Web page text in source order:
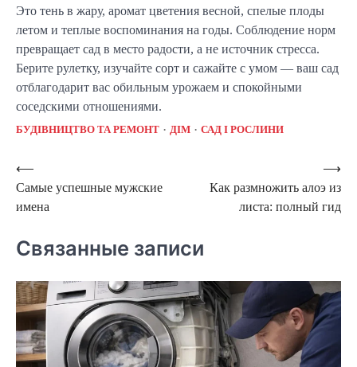
Это тень в жару, аромат цветения весной, спелые плоды
летом и теплые воспоминания на годы. Соблюдение норм
превращает сад в место радости, а не источник стресса.
Берите рулетку, изучайте сорт и сажайте с умом — ваш сад
отблагодарит вас обильным урожаем и спокойными
соседскими отношениями.
БУДІВНИЦТВО ТА РЕМОНТ ДІМ САД І РОСЛИНИ
Навигация
по
⟵
Самые успешные мужские
имена
Как размножить алоэ из
листа: полный гид
⟶
Связанные записи